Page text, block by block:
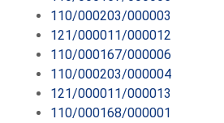
110/000203/000003
121/000011/000012
110/000167/000006
110/000203/000004
121/000011/000013
110/000168/000001